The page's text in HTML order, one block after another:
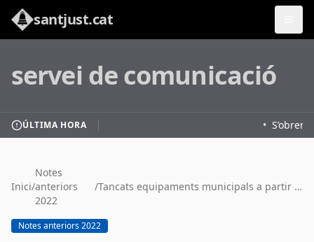
santjust.cat
servei de comunicació
ÚLTIMA HORA S’obren
Inici/
Notes
anteriors
2022
/ Tancats equipaments municipals a partir de divendres dia 13 #SantJust
Notes anteriors 2022